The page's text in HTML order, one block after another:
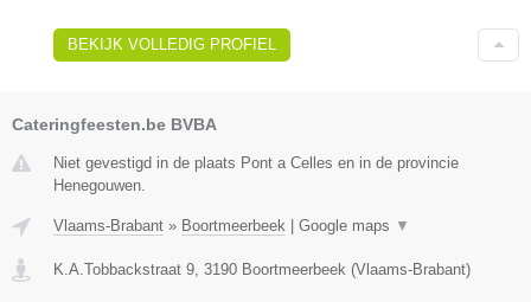
BEKIJK VOLLEDIG PROFIEL
Cateringfeesten.be BVBA
Niet gevestigd in de plaats Pont a Celles en in de provincie
Henegouwen.
Vlaams-Brabant » Boortmeerbeek Google maps ▼
K.A.Tobbackstraat 9 3190 Boortmeerbeek (Vlaams-Brabant)